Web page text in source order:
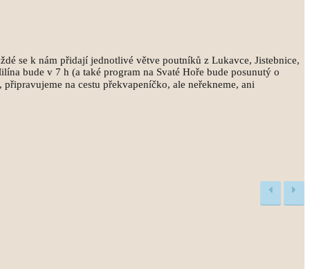
se k nám přidají jednotlivé větve poutníků z Lukavce, Jistebnice,
bude v 7 h (a také program na Svaté Hoře bude posunutý o
připravujeme na cestu překvapeníčko, ale neřekneme, ani